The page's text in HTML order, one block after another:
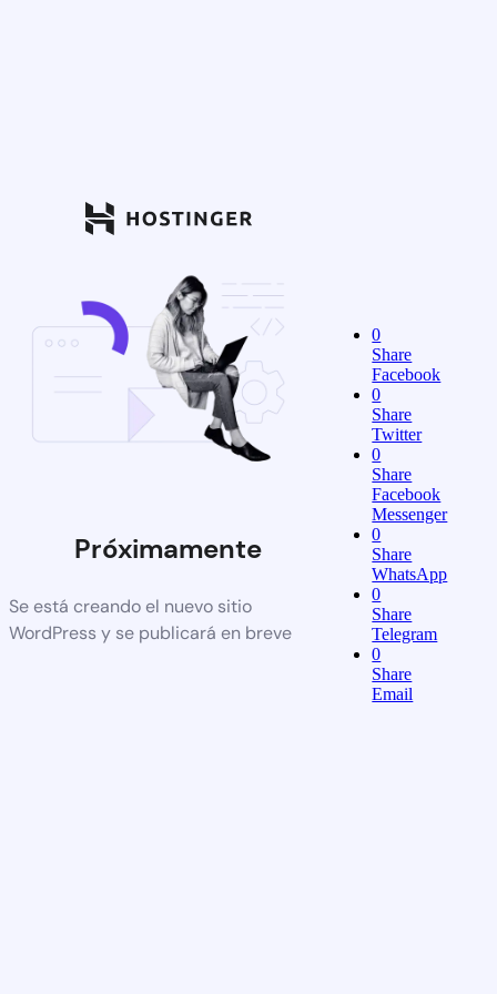
Próximamente
Se está creando el nuevo sitio
WordPress y se publicará en breve
0
Share
Facebook
0
Share
Twitter
0
Share
Facebook
Messenger
0
Share
WhatsApp
0
Share
Telegram
0
Share
Email